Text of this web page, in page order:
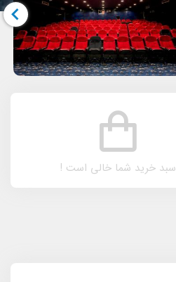
سبد خرید شما خالی است !